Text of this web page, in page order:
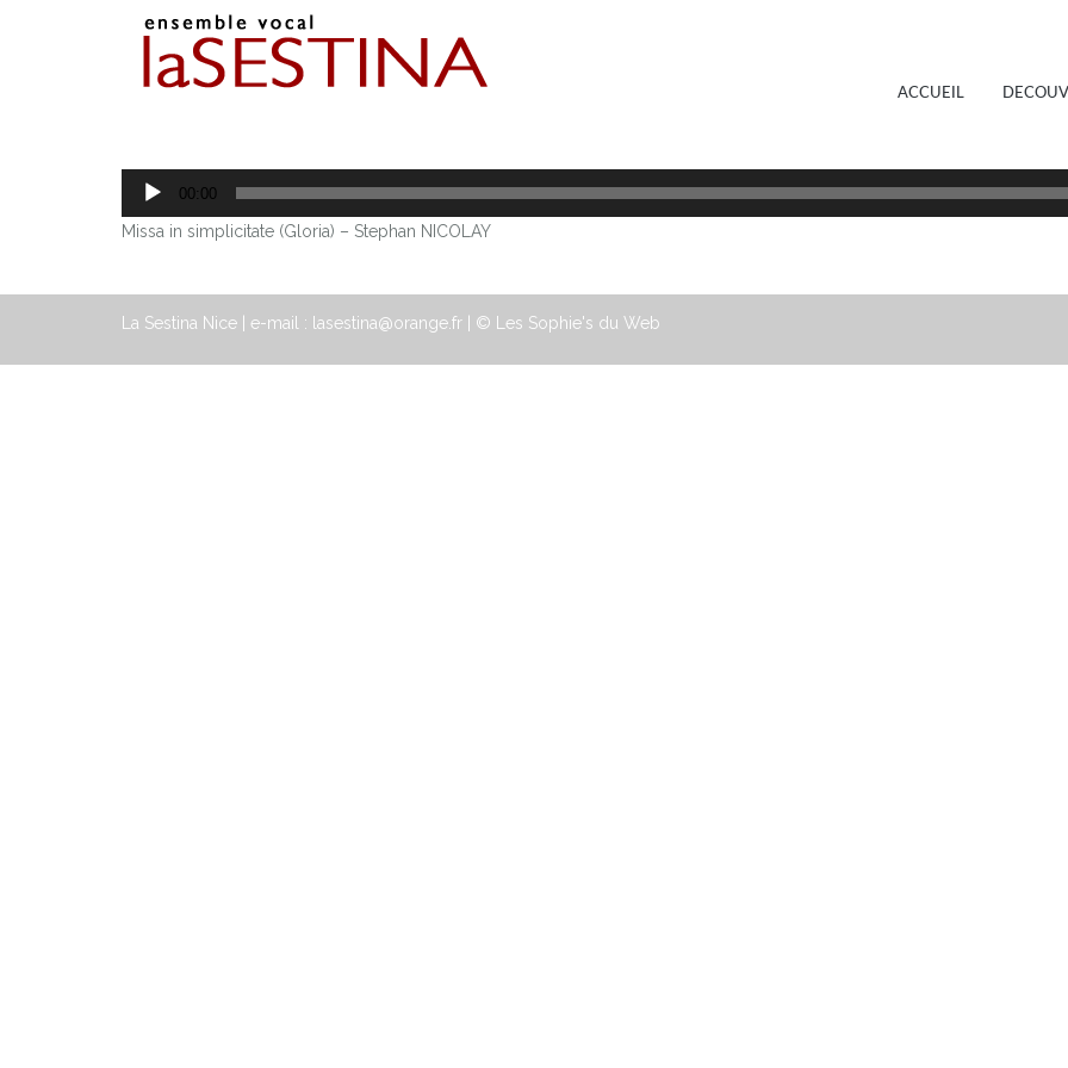
ACCUEIL
Lecteur
audio
00:00
Missa in simplicitate (Gloria) – Stephan NICOLAY
La Sestina Nice | e-mail : lasestina@orange.fr | © Les Sophie's du Web